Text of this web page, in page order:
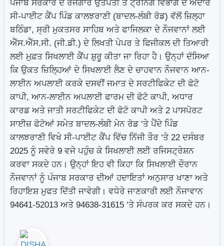
ਪੰਜਾਬ ਸਰਕਾਰ ਦੇ ਰੋਜਗਾਰ ਉਤਪੱਤੀ ਤੇ ਟ੍ਰੇਨਿੰਗ ਵਿਭਾਗ ਦੇ ਅਦਾਰੇ
ਸੀ-ਪਾਈਟ ਕੈਂਪ ਪਿੰਡ ਕਾਲਝਰਾਣੀ (ਬਾਦਲ-ਲੰਬੀ ਰੋਡ) ਵੱਲੋਂ ਜ਼ਿਲ੍ਹਾ
ਬਠਿੰਡਾ, ਸ੍ਰੀ ਮੁਕਤਸਰ ਸਾਹਿਬ ਅਤੇ ਫਾਜਿਲਕਾ ਦੇ ਨੌਜਵਾਨਾਂ ਲਈ
ਐੱਸ.ਐੱਸ.ਸੀ. (ਜੀ.ਡੀ.) ਦੇ ਲਿਖਤੀ ਪੇਪਰ ਤੇ ਫਿਜੀਕਲ ਦੀ ਤਿਆਰੀ
ਲਈ ਮੁਫ਼ਤ ਸਿਖਲਾਈ ਕੈਂਪ ਸ਼ੁਰੂ ਕੀਤਾ ਜਾ ਰਿਹਾ ਹੈ। ਉਨ੍ਹਾਂ ਦੱਸਿਆ
ਕਿ ਉਕਤ ਜ਼ਿਲ੍ਹਿਆਂ ਦੇ ਸਿਖਲਾਈ ਲੈਣ ਦੇ ਚਾਹਵਾਨ ਨੌਜਵਾਨ ਆਨ-
ਲਾਈਨ ਅਪਲਾਈ ਕਰਕੇ ਦਸਵੀਂ ਜਮਾਤ ਦੇ ਸਰਟੀਫਿਕੇਟ ਦੀ ਫੋਟੋ
ਕਾਪੀ, ਆਨ-ਲਾਈਨ ਅਪਲਾਈ ਫਾਰਮ ਦੀ ਫੋਟੋ ਕਾਪੀ, ਅਧਾਰ
ਕਾਰਡ ਅਤੇ ਜਾਤੀ ਸਰਟੀਫਿਕੇਟ ਦੀ ਫੋਟੋ ਕਾਪੀ ਅਤੇ 2 ਪਾਸਪੋਰਟ
ਸਾਈਜ਼ ਫੋਟੋਆਂ ਸਮੇਤ ਬਾਦਲ-ਲੰਬੀ ਮੇਨ ਰੋਡ ‘ਤੇ ਪੈਂਦੇ ਪਿੰਡ
ਕਾਲਝਰਾਣੀ ਵਿਖੇ ਸੀ-ਪਾਈਟ ਕੈਂਪ ਵਿੱਚ ਨਿੱਜੀ ਤੌਰ ‘ਤੇ 22 ਦਸੰਬਰ
2025 ਨੂੰ ਸਵੇਰੇ 9 ਵਜੇ ਪਹੁੰਚ ਕੇ ਸਿਖਲਾਈ ਲਈ ਰਜਿਸਟ੍ਰੇਸ਼ਨ
ਕਰਵਾ ਸਕਦੇ ਹਨ। ਉਨ੍ਹਾਂ ਇਹ ਵੀ ਕਿਹਾ ਕਿ ਸਿਖਲਾਈ ਦੌਰਾਨ
ਨੌਜਵਾਨਾਂ ਨੂੰ ਪੰਜਾਬ ਸਰਕਾਰ ਦੀਆਂ ਹਦਾਇਤਾਂ ਅਨੁਸਾਰ ਖਾਣਾ ਅਤੇ
ਰਿਹਾਇਸ਼ ਮੁਫਤ ਦਿੱਤੀ ਜਾਵੇਗੀ। ਵਧੇਰੇ ਜਾਣਕਾਰੀ ਲਈ ਨੌਜਾਵਾਨ
94641-52013 ਅਤੇ 94638-31615 ‘ਤੇ ਸੰਪਰਕ ਕਰ ਸਕਦੇ ਹਨ।